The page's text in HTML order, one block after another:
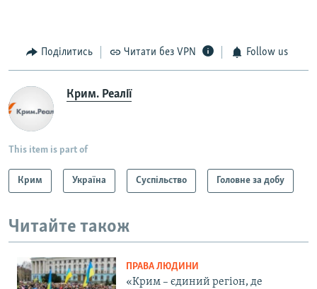
Поділитись Читати без VPN Follow us
Крим. Реалії
This item is part of
Крим Україна Суспільство Головне за добу
Читайте також
ПРАВА ЛЮДИНИ
«Крим – єдиний регіон, де